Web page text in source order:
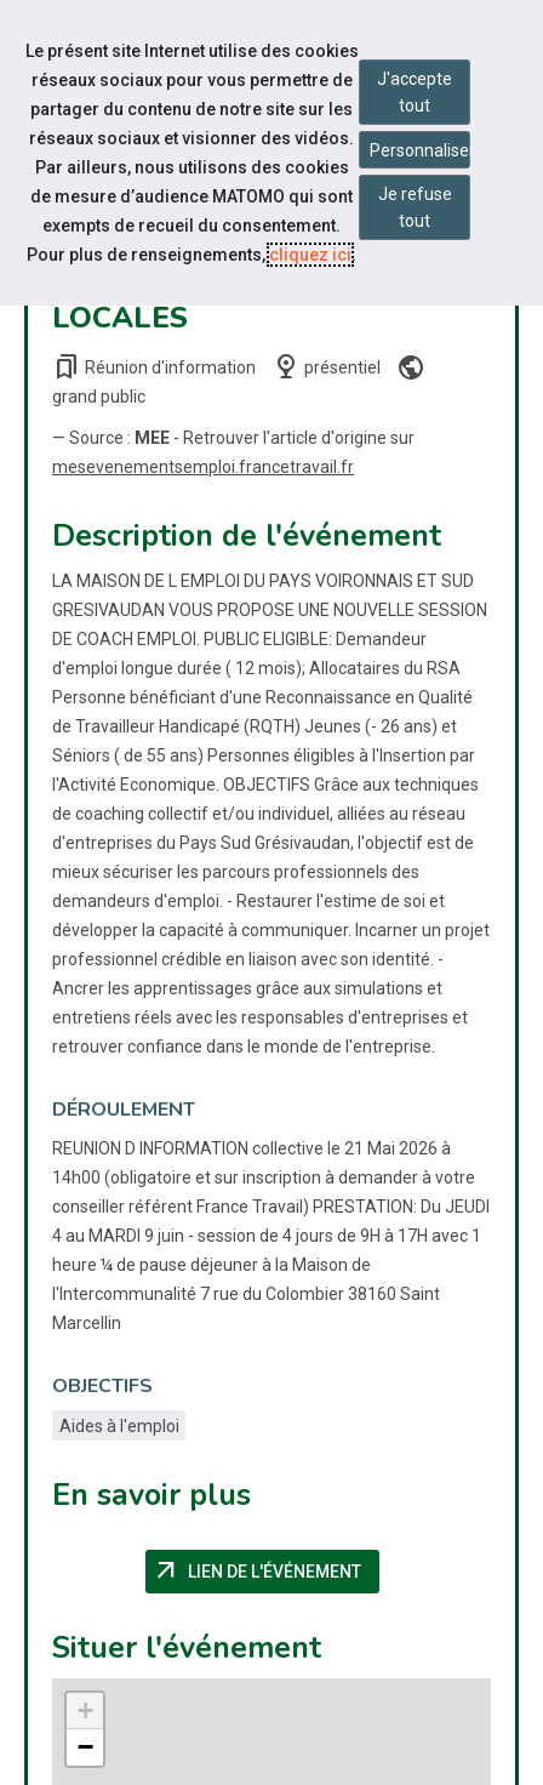
Aller au contenu
COACH EMPLOI: COACHING
COLLECTIF ET ENTRETIENS
LOCALES
bookmarks Réunion d'information nest_cam_indoor présentiel public
grand public
— Source : MEE - Retrouver l'article d'origine sur
mesevenementsemploi.francetravail.fr
Description de l'événement
LA MAISON DE L EMPLOI DU PAYS VOIRONNAIS ET SUD
GRESIVAUDAN VOUS PROPOSE UNE NOUVELLE SESSION
DE COACH EMPLOI. PUBLIC ELIGIBLE: Demandeur
d'emploi longue durée ( 12 mois); Allocataires du RSA
Personne bénéficiant d'une Reconnaissance en Qualité
de Travailleur Handicapé (RQTH) Jeunes (- 26 ans) et
Séniors ( de 55 ans) Personnes éligibles à l'Insertion par
l'Activité Economique. OBJECTIFS Grâce aux techniques
de coaching collectif et/ou individuel, alliées au réseau
d'entreprises du Pays Sud Grésivaudan, l'objectif est de
mieux sécuriser les parcours professionnels des
demandeurs d'emploi. - Restaurer l'estime de soi et
développer la capacité à communiquer. Incarner un projet
professionnel crédible en liaison avec son identité. -
Ancrer les apprentissages grâce aux simulations et
entretiens réels avec les responsables d'entreprises et
retrouver confiance dans le monde de l'entreprise.
DÉROULEMENT
REUNION D INFORMATION collective le 21 Mai 2026 à
14h00 (obligatoire et sur inscription à demander à votre
conseiller référent France Travail) PRESTATION: Du JEUDI
4 au MARDI 9 juin - session de 4 jours de 9H à 17H avec 1
heure ¼ de pause déjeuner à la Maison de
l'Intercommunalité 7 rue du Colombier 38160 Saint
Marcellin
OBJECTIFS
Aides à l'emploi
En savoir plus
arrow_outward LIEN DE L'ÉVÉNEMENT(NOUVELLE FENÊTRE)
Situer l'événement
+
−
Le présent site Internet utilise des cookies
réseaux sociaux pour vous permettre de
partager du contenu de notre site sur les
réseaux sociaux et visionner des vidéos.
Par ailleurs, nous utilisons des cookies
de mesure d’audience MATOMO qui sont
exempts de recueil du consentement.
Pour plus de renseignements,cliquez ici.
J'accepte
tout
Personnaliser
Je refuse
tout